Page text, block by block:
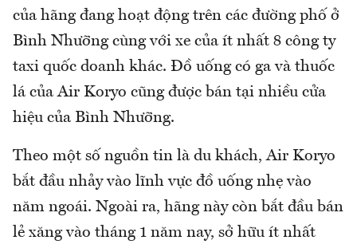
của hãng đang hoạt động trên các đường phố ở
Bình Nhưỡng cùng với xe của ít nhất 8 công ty
taxi quốc doanh khác. Đồ uống có ga và thuốc
lá của Air Koryo cũng được bán tại nhiều cửa
hiệu của Bình Nhưỡng.
Theo một số nguồn tin là du khách, Air Koryo
bắt đầu nhảy vào lĩnh vực đồ uống nhẹ vào
năm ngoái. Ngoài ra, hãng này còn bắt đầu bán
lẻ xăng vào tháng 1 năm nay, sở hữu ít nhất